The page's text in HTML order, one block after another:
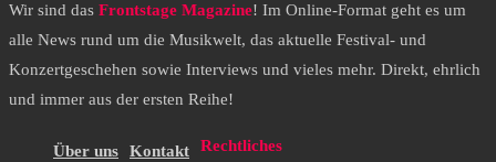
Wir sind das Frontstage Magazine! Im Online-Format geht es um
alle News rund um die Musikwelt, das aktuelle Festival- und
Konzertgeschehen sowie Interviews und vieles mehr. Direkt, ehrlich
und immer aus der ersten Reihe!
Über uns Kontakt Rechtliches